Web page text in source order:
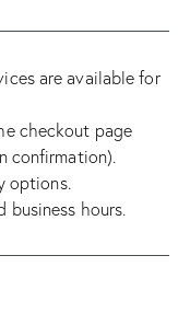
are available for
checkout page
confirmation).
options.
business hours.